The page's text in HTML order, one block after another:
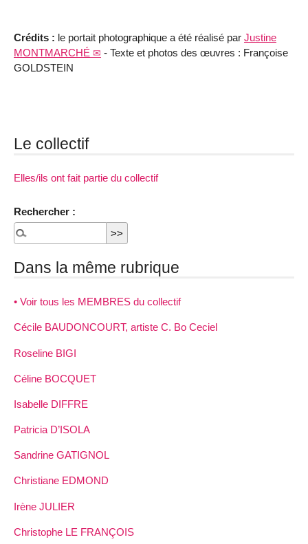
Crédits : le portait photographique a été réalisé par Justine
MONTMARCHÉ
- Texte et photos des œuvres : Françoise
GOLDSTEIN
Le collectif
Elles/ils ont fait partie du collectif
Rechercher :
Dans la même rubrique
• Voir tous les MEMBRES du collectif
Cécile BAUDONCOURT, artiste C. Bo Ceciel
Roseline BIGI
Céline BOCQUET
Isabelle DIFFRE
Patricia D’ISOLA
Sandrine GATIGNOL
Christiane EDMOND
Irène JULIER
Christophe LE FRANÇOIS